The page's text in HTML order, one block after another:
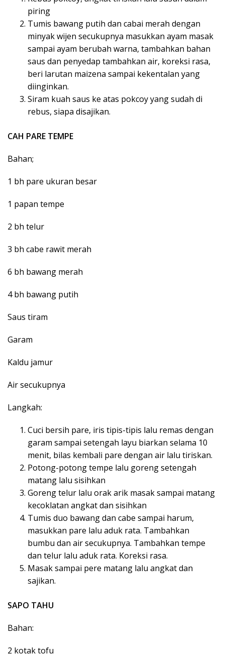
piring
Tumis bawang putih dan cabai merah dengan
minyak wijen secukupnya masukkan ayam masak
sampai ayam berubah warna, tambahkan bahan
saus dan penyedap tambahkan air, koreksi rasa,
beri larutan maizena sampai kekentalan yang
diinginkan.
Siram kuah saus ke atas pokcoy yang sudah di
rebus, siapa disajikan.
CAH PARE TEMPE
Bahan;
1 bh pare ukuran besar
1 papan tempe
2 bh telur
3 bh cabe rawit merah
6 bh bawang merah
4 bh bawang putih
Saus tiram
Garam
Kaldu jamur
Air secukupnya
Langkah:
Cuci bersih pare, iris tipis-tipis lalu remas dengan
garam sampai setengah layu biarkan selama 10
menit, bilas kembali pare dengan air lalu tiriskan.
Potong-potong tempe lalu goreng setengah
matang lalu sisihkan
Goreng telur lalu orak arik masak sampai matang
kecoklatan angkat dan sisihkan
Tumis duo bawang dan cabe sampai harum,
masukkan pare lalu aduk rata. Tambahkan
bumbu dan air secukupnya. Tambahkan tempe
dan telur lalu aduk rata. Koreksi rasa.
Masak sampai pere matang lalu angkat dan
sajikan.
SAPO TAHU
Bahan:
2 kotak tofu